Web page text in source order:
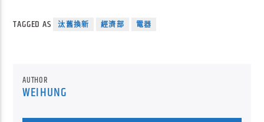
TAGGED AS 汰舊換新 經濟部 電器
AUTHOR
WEIHUNG